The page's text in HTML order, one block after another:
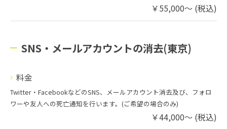
￥55,000～ (税込)
SNS・メールアカウントの消去(東京)
料金
Twitter・FacebookなどのSNS、メールアカウント消去及び、フォロ
ワーや友人への死亡通知を行います。(ご希望の場合のみ)
￥44,000～ (税込)